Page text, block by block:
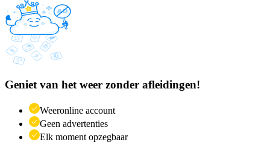
Geniet van het weer zonder afleidingen!
Weeronline account
Geen advertenties
Elk moment opzegbaar